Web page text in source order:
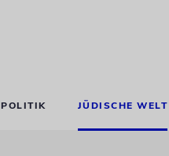
POLITIK JÜDISCHE WELT